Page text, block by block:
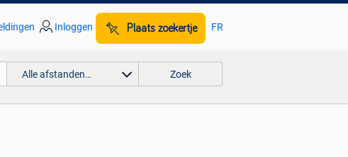
Inloggen Plaats zoekertje FR
Alle afstanden… Zoek